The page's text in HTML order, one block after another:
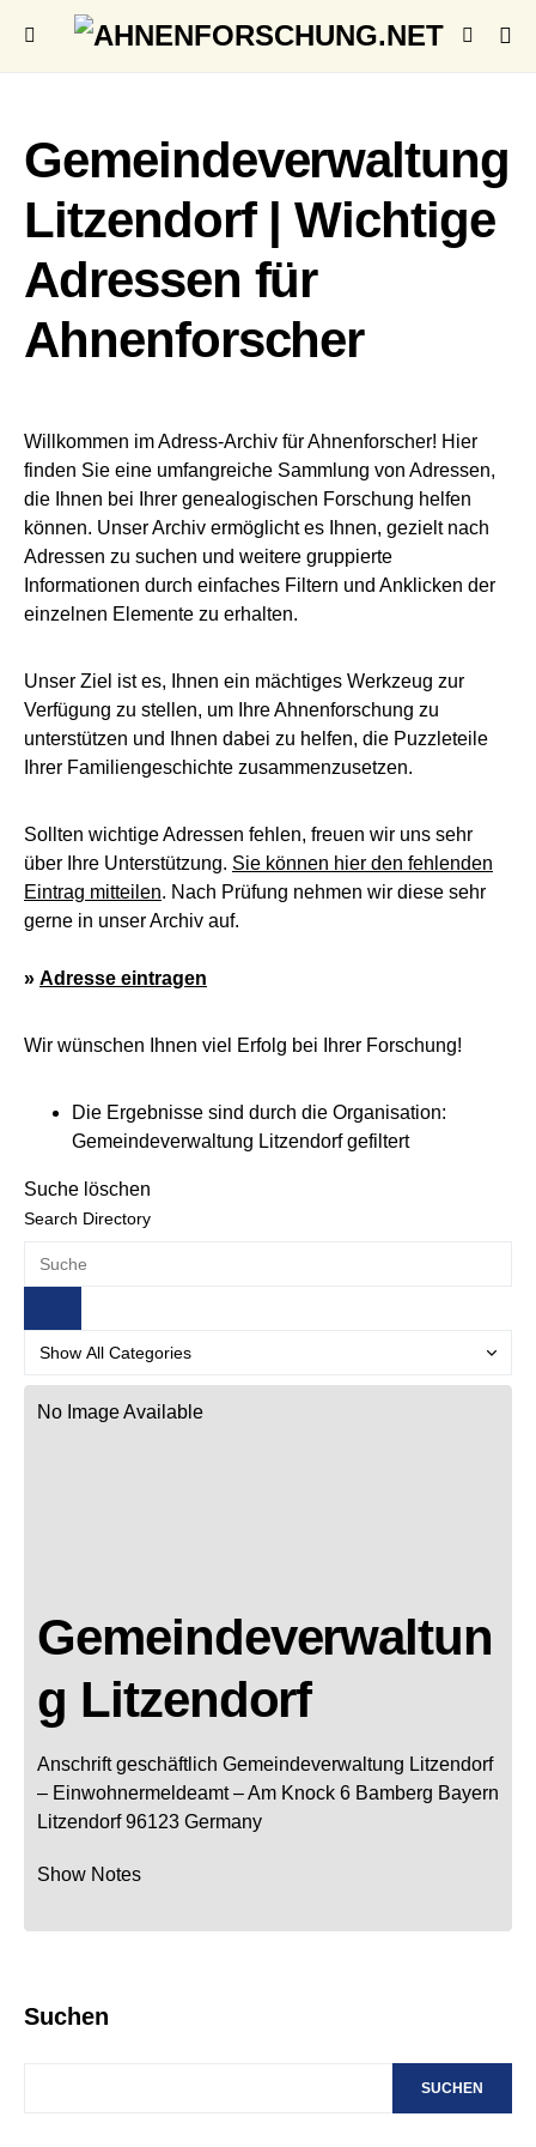
Gemeindeverwaltung
Litzendorf | Wichtige
Adressen für
Ahnenforscher
Willkommen im Adress-Archiv für Ahnenforscher! Hier
finden Sie eine umfangreiche Sammlung von Adressen,
die Ihnen bei Ihrer genealogischen Forschung helfen
können. Unser Archiv ermöglicht es Ihnen, gezielt nach
Adressen zu suchen und weitere gruppierte
Informationen durch einfaches Filtern und Anklicken der
einzelnen Elemente zu erhalten.
Unser Ziel ist es, Ihnen ein mächtiges Werkzeug zur
Verfügung zu stellen, um Ihre Ahnenforschung zu
unterstützen und Ihnen dabei zu helfen, die Puzzleteile
Ihrer Familiengeschichte zusammenzusetzen.
Sollten wichtige Adressen fehlen, freuen wir uns sehr
über Ihre Unterstützung. Sie können hier den fehlenden
Eintrag mitteilen. Nach Prüfung nehmen wir diese sehr
gerne in unser Archiv auf.
» Adresse eintragen
Wir wünschen Ihnen viel Erfolg bei Ihrer Forschung!
Die Ergebnisse sind durch die Organisation:
Gemeindeverwaltung Litzendorf gefiltert
Suche löschen
Search Directory
No Image Available
Gemeindeverwaltun
g Litzendorf
Anschrift geschäftlich Gemeindeverwaltung Litzendorf
– Einwohnermeldeamt –Am Knock 6 Bamberg Bayern
Litzendorf 96123 Germany
Show Notes
Suchen
SUCHEN